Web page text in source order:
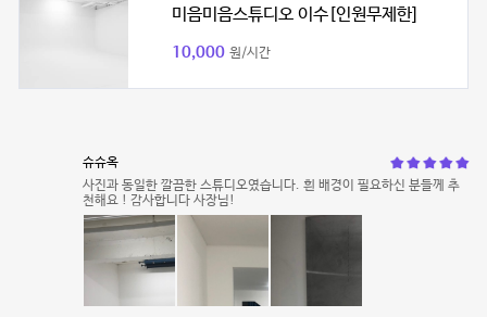
미음미음스튜디오 이수[인원무제한]
10,000 원/시간
슈슈옥
사진과 동일한 깔끔한 스튜디오였습니다. 흰 배경이 필요하신 분들께 추
천해요 ! 감사합니다 사장님!